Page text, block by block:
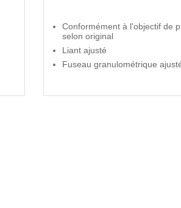
Conformément à l'objectif de
selon original
Liant ajusté
Fuseau granulométrique